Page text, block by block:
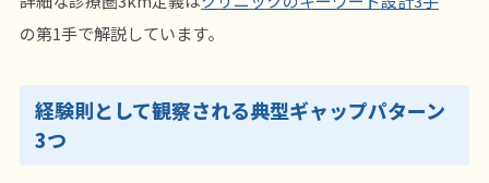
の第1手で解説しています。
経験則として観察される典型ギャップパターン
3つ